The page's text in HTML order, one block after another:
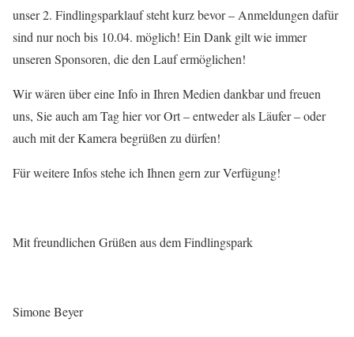
unser 2. Findlingsparklauf steht kurz bevor – Anmeldungen dafür
sind nur noch bis 10.04. möglich! Ein Dank gilt wie immer
unseren Sponsoren, die den Lauf ermöglichen!
Wir wären über eine Info in Ihren Medien dankbar und freuen
uns, Sie auch am Tag hier vor Ort – entweder als Läufer – oder
auch mit der Kamera begrüßen zu dürfen!
Für weitere Infos stehe ich Ihnen gern zur Verfügung!
Mit freundlichen Grüßen aus dem Findlingspark
Simone Beyer